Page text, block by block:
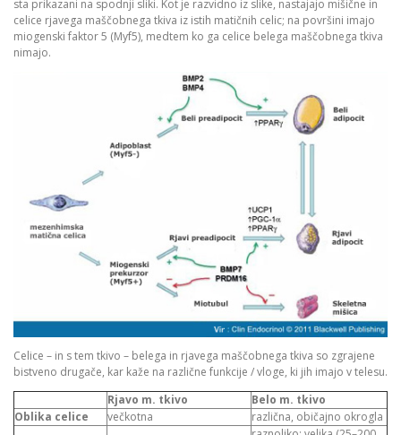
sta prikazani na spodnji sliki. Kot je razvidno iz slike, nastajajo mišične in
celice rjavega maščobnega tkiva iz istih matičnih celic; na površini imajo
miogenski faktor 5 (Myf5), medtem ko ga celice belega maščobnega tkiva
nimajo.
Celice – in s tem tkivo – belega in rjavega maščobnega tkiva so zgrajene
bistveno drugače, kar kaže na različne funkcije / vloge, ki jih imajo v telesu.
Rjavo m. tkivo
Belo m. tkivo
Oblika celice
večkotna
različna, običajno okrogla